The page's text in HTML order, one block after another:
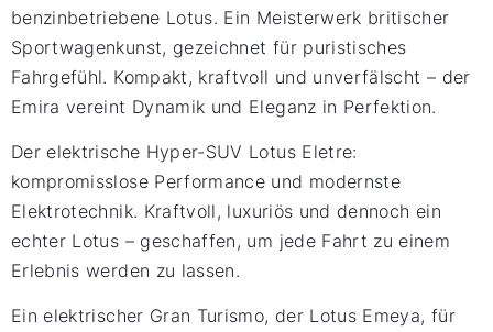
benzinbetriebene Lotus. Ein Meisterwerk britischer
Sportwagenkunst, gezeichnet für puristisches
Fahrgefühl. Kompakt, kraftvoll und unverfälscht – der
Emira vereint Dynamik und Eleganz in Perfektion.
Der elektrische Hyper-SUV Lotus Eletre:
kompromisslose Performance und modernste
Elektrotechnik. Kraftvoll, luxuriös und dennoch ein
echter Lotus – geschaffen, um jede Fahrt zu einem
Erlebnis werden zu lassen.
Ein elektrischer Gran Turismo, der Lotus Emeya, für